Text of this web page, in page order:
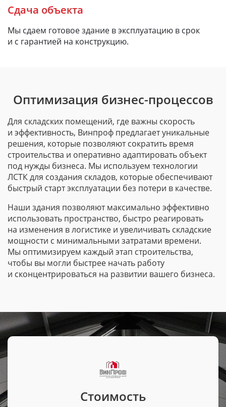
Сдача объекта
Мы сдаем готовое здание в эксплуатацию в срок
и с гарантией на конструкцию.
Оптимизация бизнес-процессов
Для складских помещений, где важны скорость
и эффективность, Винпроф предлагает уникальные
решения, которые позволяют сократить время
строительства и оперативно адаптировать объект
под нужды бизнеса. Мы используем технологии
ЛСТК для создания складов, которые обеспечивают
быстрый старт эксплуатации без потери в качестве.
Наши здания позволяют максимально эффективно
использовать пространство, быстро реагировать
на изменения в логистике и увеличивать складские
мощности с минимальными затратами времени.
Мы оптимизируем каждый этап строительства,
чтобы вы могли быстрее начать работу
и сконцентрироваться на развитии вашего бизнеса.
Стоимость